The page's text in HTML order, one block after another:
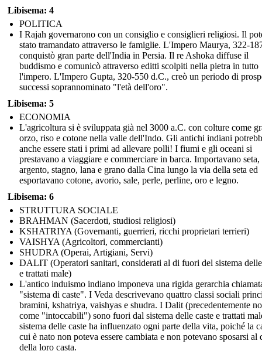
Libisema: 4
POLITICA
I Rajah governarono con un consiglio e consiglieri religiosi. Il
stato tramandato attraverso le famiglie. L'Impero Maurya, 322-
conquistò gran parte dell'India in Persia. Il re Ashoka diffuse il
buddismo e comunicò attraverso editti scolpiti nella pietra in tutto
l'impero. L'Impero Gupta, 320-550 d.C., creò un periodo di
successi soprannominato "l'età dell'oro".
Libisema: 5
ECONOMIA
L'agricoltura si è sviluppata già nel 3000 a.C. con colture come
orzo, riso e cotone nella valle dell'Indo. Gli antichi indiani
anche essere stati i primi ad allevare polli! I fiumi e gli oceani si
prestavano a viaggiare e commerciare in barca. Importavano seta,
argento, stagno, lana e grano dalla Cina lungo la via della seta ed
esportavano cotone, avorio, sale, perle, perline, oro e legno.
Libisema: 6
STRUTTURA SOCIALE
BRAHMAN (Sacerdoti, studiosi religiosi)
KSHATRIYA (Governanti, guerrieri, ricchi proprietari terrieri)
VAISHYA (Agricoltori, commercianti)
SHUDRA (Operai, Artigiani, Servi)
DALIT (Operatori sanitari, considerati al di fuori del sistema delle
e trattati male)
L'antico induismo indiano imponeva una rigida gerarchia
"sistema di caste". I Veda descrivevano quattro classi sociali
bramini, kshatriya, vaishyas e shudra. I Dalit (precedentemente
come "intoccabili") sono fuori dal sistema delle caste e trattati
sistema delle caste ha influenzato ogni parte della vita, poiché la
cui è nato non poteva essere cambiata e non potevano sposarsi al
della loro casta.